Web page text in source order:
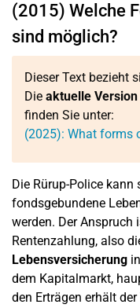
(2015) Welche
sind möglich?
Dieser Text bezieht
Die aktuelle Version
finden Sie unter:
(2025): What forms
Die Rürup-Police
fondsgebundene
werden. Der Anspruch
Rentenzahlung, also
Lebensversicherung
dem Kapitalmarkt,
den Erträgen erhält